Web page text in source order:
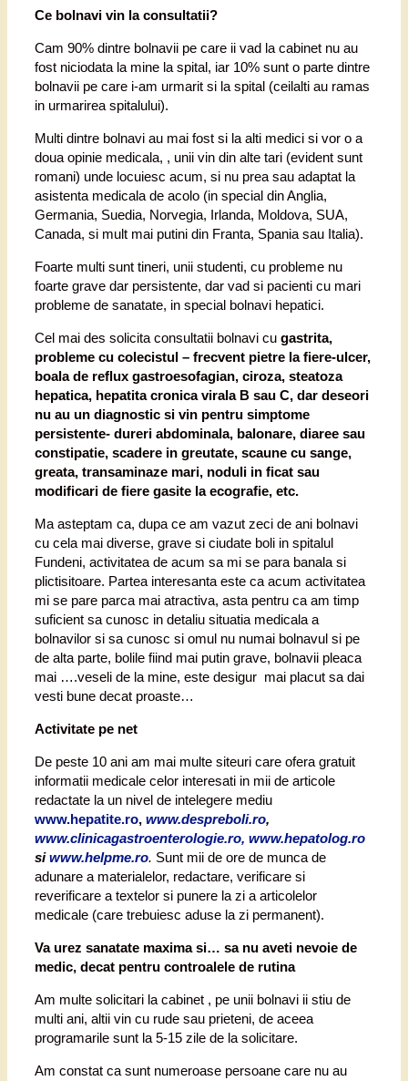
Ce bolnavi vin la consultatii?
Cam 90% dintre bolnavii pe care ii vad la cabinet nu au
fost niciodata la mine la spital, iar 10% sunt o parte dintre
bolnavii pe care i-am urmarit si la spital (ceilalti au ramas
in urmarirea spitalului).
Multi dintre bolnavi au mai fost si la alti medici si vor o a
doua opinie medicala, , unii vin din alte tari (evident sunt
romani) unde locuiesc acum, si nu prea sau adaptat la
asistenta medicala de acolo (in special din Anglia,
Germania, Suedia, Norvegia, Irlanda, Moldova, SUA,
Canada, si mult mai putini din Franta, Spania sau Italia).
Foarte multi sunt tineri, unii studenti, cu probleme nu
foarte grave dar persistente, dar vad si pacienti cu mari
probleme de sanatate, in special bolnavi hepatici.
Cel mai des solicita consultatii bolnavi cu gastrita,
probleme cu colecistul – frecvent pietre la fiere-ulcer,
boala de reflux gastroesofagian, ciroza, steatoza
hepatica, hepatita cronica virala B sau C, dar deseori
nu au un diagnostic si vin pentru simptome
persistente- dureri abdominala, balonare, diaree sau
constipatie, scadere in greutate, scaune cu sange,
greata, transaminaze mari, noduli in ficat sau
modificari de fiere gasite la ecografie, etc.
Ma asteptam ca, dupa ce am vazut zeci de ani bolnavi
cu cela mai diverse, grave si ciudate boli in spitalul
Fundeni, activitatea de acum sa mi se para banala si
plictisitoare. Partea interesanta este ca acum activitatea
mi se pare parca mai atractiva, asta pentru ca am timp
suficient sa cunosc in detaliu situatia medicala a
bolnavilor si sa cunosc si omul nu numai bolnavul si pe
de alta parte, bolile fiind mai putin grave, bolnavii pleaca
mai ….veseli de la mine, este desigur mai placut sa dai
vesti bune decat proaste…
Activitate pe net
De peste 10 ani am mai multe siteuri care ofera gratuit
informatii medicale celor interesati in mii de articole
redactate la un nivel de intelegere mediu
www.hepatite.ro, www.despreboli.ro,
www.clinicagastroenterologie.ro, www.hepatolog.ro
siwww.helpme.ro. Sunt mii de ore de munca de
adunare a materialelor, redactare, verificare si
reverificare a textelor si punere la zi a articolelor
medicale (care trebuiesc aduse la zi permanent).
Va urez sanatate maxima si… sa nu aveti nevoie de
medic, decat pentru controalele de rutina
Am multe solicitari la cabinet , pe unii bolnavi ii stiu de
multi ani, altii vin cu rude sau prieteni, de aceea
programarile sunt la 5-15 zile de la solicitare.
Am constat ca sunt numeroase persoane care nu au